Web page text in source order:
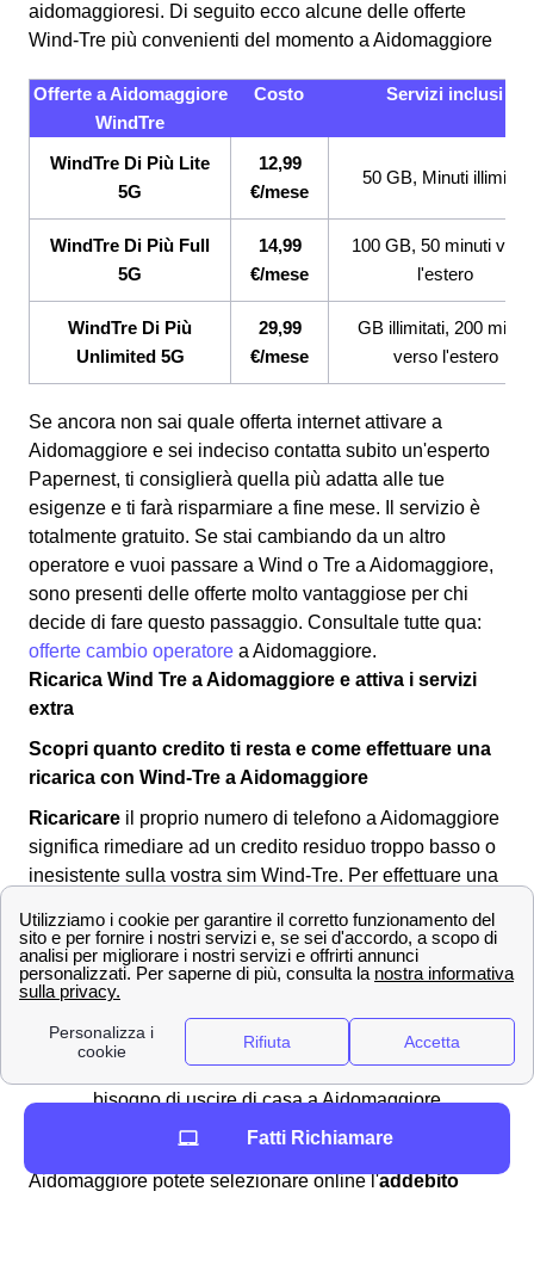
aidomaggioresi. Di seguito ecco alcune delle offerte
Wind-Tre più convenienti del momento a Aidomaggiore
Offerte a Aidomaggiore
WindTre
Costo Servizi inclusi
WindTre Di Più Lite
5G
12,99
€/mese
50 GB, Minuti illimitati
WindTre Di Più Full
5G
14,99
€/mese
100 GB, 50 minuti
l'estero
WindTre Di Più
Unlimited 5G
29,99
€/mese
GB illimitati, 200 minuti
verso l'estero
Se ancora non sai quale offerta internet attivare a
Aidomaggiore e sei indeciso contatta subito un'esperto
Papernest, ti consiglierà quella più adatta alle tue
esigenze e ti farà risparmiare a fine mese. Il servizio è
totalmente gratuito. Se stai cambiando da un altro
operatore e vuoi passare a Wind o Tre a Aidomaggiore,
sono presenti delle offerte molto vantaggiose per chi
decide di fare questo passaggio. Consultale tutte qua:
offerte cambio operatore a Aidomaggiore.
Ricarica Wind Tre a Aidomaggiore e attiva i servizi
extra
Scopri quanto credito ti resta e come effettuare una
ricarica con Wind-Tre a Aidomaggiore
Ricaricare il proprio numero di telefono a Aidomaggiore
significa rimediare ad un credito residuo troppo basso o
inesistente sulla vostra sim Wind-Tre. Per effettuare una
Recarsi in banca o altabacchinodi
Aidomaggiore
Comprare una ricarica grattabile
Pagare con addebito su conto corrente o
paypal sul sito ufficiale di Wind Tre, senza
bisogno di uscire di casa a Aidomaggiore
In aggiunta, per effettuare la vostra ricarica a
Aidomaggiore potete selezionare online l'addebito
Fatti Richiamare